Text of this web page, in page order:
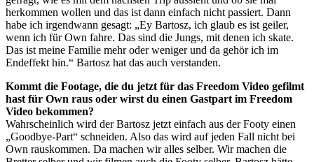
herkommen wollen und das ist dann einfach nicht passiert. Dann
habe ich irgendwann gesagt: „Ey Bartosz, ich glaub es ist geiler,
wenn ich für Own fahre. Das sind die Jungs, mit denen ich skate.
Das ist meine Familie mehr oder weniger und da gehör ich im
Endeffekt hin.“ Bartosz hat das auch verstanden.
Kommt die Footage, die du jetzt für das Freedom Video gefilmt
hast für Own raus oder wirst du einen Gastpart im Freedom
Video bekommen?
Wahrscheinlich wird der Bartosz jetzt einfach aus der Footy einen
„Goodbye-Part“ schneiden. Also das wird auf jeden Fall nicht bei
Own rauskommen. Da machen wir alles selber. Wir machen die